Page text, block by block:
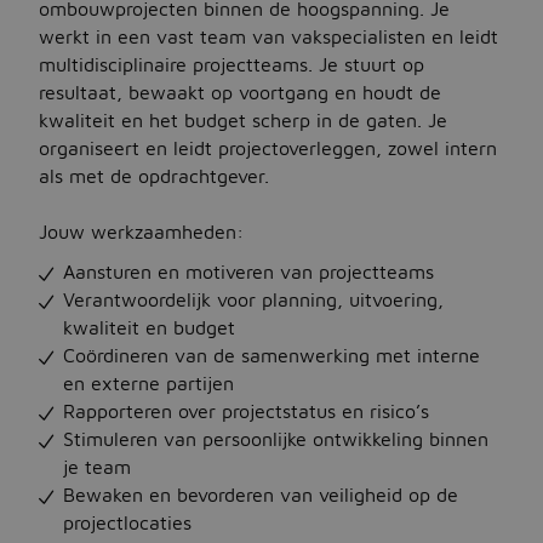
ombouwprojecten binnen de hoogspanning. Je
werkt in een vast team van vakspecialisten en leidt
multidisciplinaire projectteams. Je stuurt op
resultaat, bewaakt op voortgang en houdt de
kwaliteit en het budget scherp in de gaten. Je
organiseert en leidt projectoverleggen, zowel intern
als met de opdrachtgever.
Jouw werkzaamheden:
Aansturen en motiveren van projectteams
Verantwoordelijk voor planning, uitvoering,
kwaliteit en budget
Coördineren van de samenwerking met interne
en externe partijen
Rapporteren over projectstatus en risico’s
Stimuleren van persoonlijke ontwikkeling binnen
je team
Bewaken en bevorderen van veiligheid op de
projectlocaties
Jobbird
Kies een andere regio
Jobs Deutschland
Help
Jobs at Jobbird.com
Algemene voorwaarden
Vacatures plaatsen